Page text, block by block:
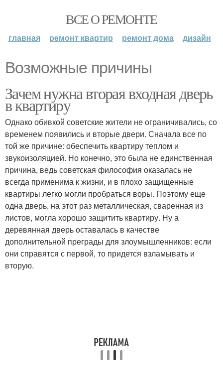
ВСЕ О РЕМОНТЕ
главная ремонт квартир ремонт дома дизайн
Возможные причины
Зачем нужна вторая входная дверь
в квартиру
Однако обивкой советские жители не ограничивались, со
временем появились и вторые двери. Сначала все по
той же причине: обеспечить квартиру теплом и
звукоизоляцией. Но конечно, это была не единственная
причина, ведь советская философия оказалась не
всегда применима к жизни, и в плохо защищенные
квартиры легко могли пробраться воры. Поэтому еще
одна дверь, на этот раз металлическая, сваренная из
листов, могла хорошо защитить квартиру. Ну а
деревянная дверь оставалась в качестве
дополнительной преграды для злоумышленников: если
они справятся с первой, то придется взламывать и
вторую.